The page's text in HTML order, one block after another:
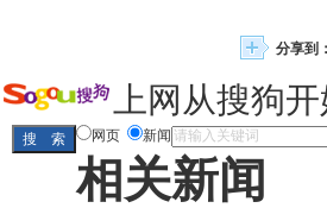
分享到：
上网从搜狗
网页 新闻
相关新闻